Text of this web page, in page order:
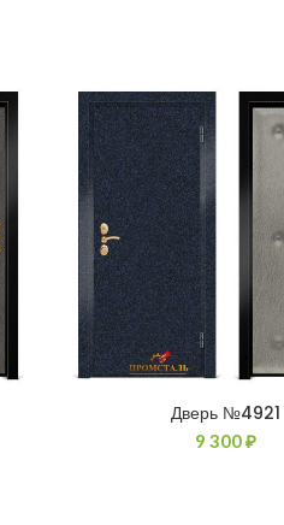
Дверь №4921
9 300₽